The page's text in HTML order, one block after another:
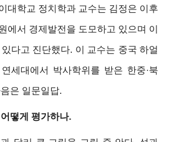
대학교 정치학과 교수는 김정은 이후
에서 경제발전을 도모하고 있으며 이
다고 진단했다. 이 교수는 중국 하얼
세대에서 박사학위를 받은 한중·북
은 일문일답.
떻게 평가하나.